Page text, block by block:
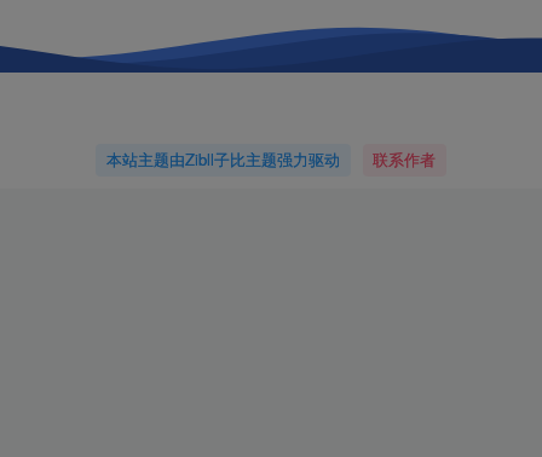
本站主题由Zibll子比主题强力驱动 联系作者